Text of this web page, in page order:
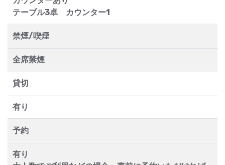
テーブル3卓 カウンター1
禁煙/喫煙
全席禁煙
貸切
有り
予約
有り